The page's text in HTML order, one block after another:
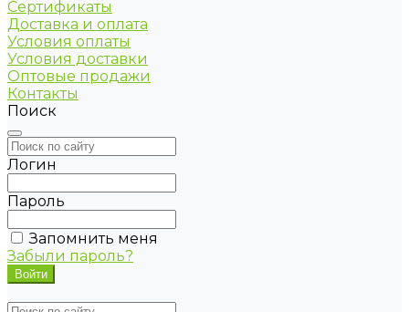
Сертификаты
Доставка и оплата
Условия оплаты
Условия доставки
Оптовые продажи
Контакты
Поиск
Логин
Пароль
Запомнить меня
Забыли пароль?